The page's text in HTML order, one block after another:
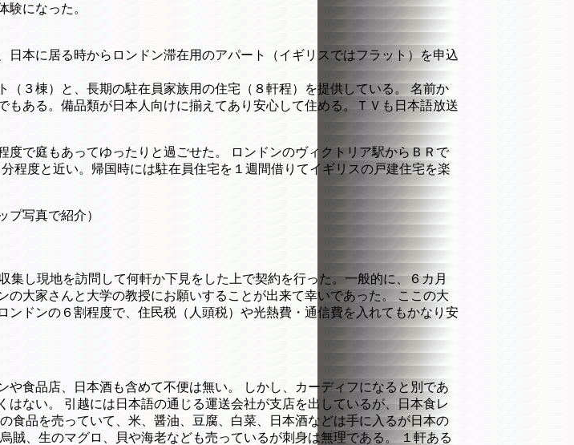
験になった。
本に居る時からロンドン滞在用のアパート（イギリスではフラット）を申込
３棟）と、長期の駐在員家族用の住宅（８軒程）を提供している。 名前か
ある。備品類が日本人向けに揃えてあり安心して住める。ＴＶも日本語放送
で庭もあってゆったりと過ごせた。 ロンドンのヴィクトリア駅からＢＲで
程度と近い。帰国時には駐在員住宅を１週間借りてイギリスの戸建住宅を楽
プ写真で紹介）
し現地を訪問して何軒か下見をした上で契約を行った。一般的に、６カ月
の大家さんと大学の教授にお願いすることが出来て幸いであった。 ここの大
ドンの６割程度で、住民税（人頭税）や光熱費・通信費を入れてもかなり安
食品店、日本酒も含めて不便は無い。 しかし、カーディフになると別であ
ない。 引越には日本語の通じる運送会社が支店を出しているが、日本食レ
食品を売っていて、米、醤油、豆腐、白菜、日本酒などは手に入るが日本の
賊、生のマグロ、貝や海老なども売っているが刺身は無理である。 １軒ある